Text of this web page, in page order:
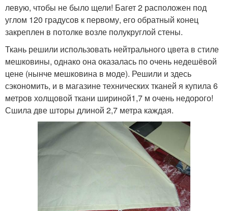
левую, чтобы не было щели! Багет 2 расположен под
углом 120 градусов к первому, его обратный конец
закреплен в потолке возле полукруглой стены.
Ткань решили использовать нейтрального цвета в стиле
мешковины, однако она оказалась по очень недешёвой
цене (нынче мешковина в моде). Решили и здесь
сэкономить, и в магазине технических тканей я купила 6
метров холщовой ткани шириной1,7 м очень недорого!
Сшила две шторы длиной 2,7 метра каждая.